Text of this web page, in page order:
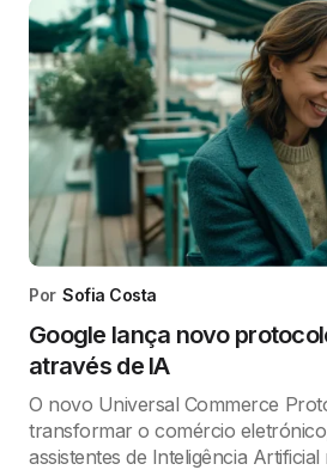
Por Sofia Costa
Google lança novo
através de IA
O novo Universal Commerce
transformar o comércio
assistentes de Inteligência